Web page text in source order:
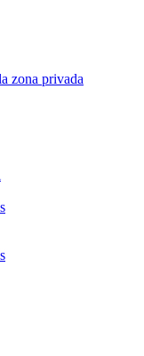
zona privada